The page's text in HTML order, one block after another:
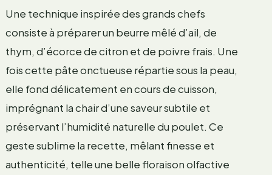
Une technique inspirée des grands chefs
consiste à préparer un beurre mêlé d’ail, de
thym, d’écorce de citron et de poivre frais. Une
fois cette pâte onctueuse répartie sous la peau,
elle fond délicatement en cours de cuisson,
imprégnant la chair d’une saveur subtile et
préservant l’humidité naturelle du poulet. Ce
geste sublime la recette, mêlant finesse et
authenticité, telle une belle floraison olfactive